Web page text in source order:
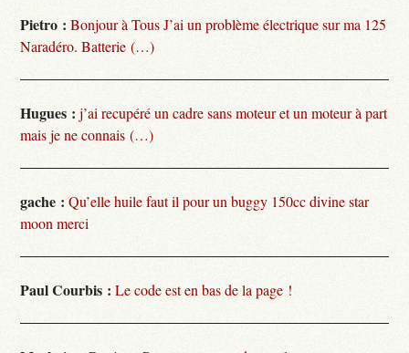
Pietro : Bonjour à Tous J’ai un problème électrique sur ma 125
Naradéro. Batterie (…)
Hugues : j’ai recupéré un cadre sans moteur et un moteur à part
mais je ne connais (…)
gache : Qu’elle huile faut il pour un buggy 150cc divine star
moon merci
Paul Courbis : Le code est en bas de la page !